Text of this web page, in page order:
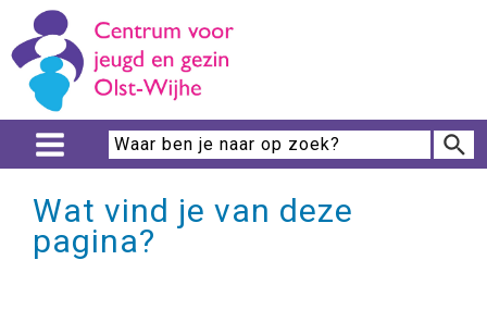
Wat vind je van deze
pagina?